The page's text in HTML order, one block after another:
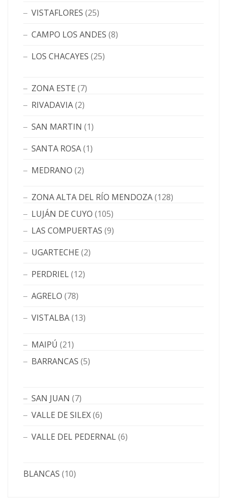
VISTAFLORES (25)
CAMPO LOS ANDES (8)
LOS CHACAYES (25)
ZONA ESTE (7)
RIVADAVIA(2)
SAN MARTIN (1)
SANTA ROSA(1)
MEDRANO (2)
ZONA ALTA DEL RÍO MENDOZA(128)
LUJÁN DE CUYO (105)
LAS COMPUERTAS (9)
UGARTECHE (2)
PERDRIEL(12)
AGRELO (78)
VISTALBA(13)
MAIPÚ (21)
BARRANCAS (5)
SAN JUAN (7)
VALLE DE SILEX(6)
VALLE DEL PEDERNAL(6)
BLANCAS (10)